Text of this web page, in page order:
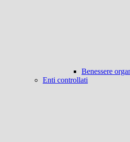
Benessere
Enti controllati